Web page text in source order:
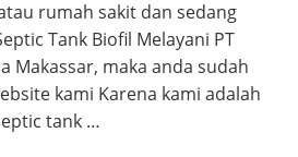
rumah sakit dan sedang
Tank Biofil Melayani PT
Makassar, maka anda sudah
kami Karena kami adalah
tank …